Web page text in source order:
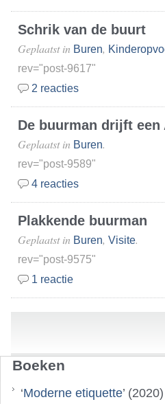
Schrik van de buurt
Geplaatst in Buren,
rev="post-9617"
2 reacties
De buurman drijft een
Geplaatst in Buren.
rev="post-9589"
4 reacties
Plakkende buurman
Geplaatst in Buren, Visite.
rev="post-9575"
1 reactie
Boeken
‘Moderne etiquette’ (2020)